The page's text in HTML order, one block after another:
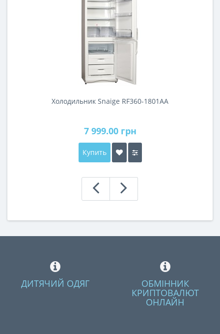
Холодильник Snaige RF360-1801AA
7 999.00 грн
Купить
ДИТЯЧИЙ ОДЯГ ОБМІННИК
КРИПТОВАЛЮТ
ОНЛАЙН